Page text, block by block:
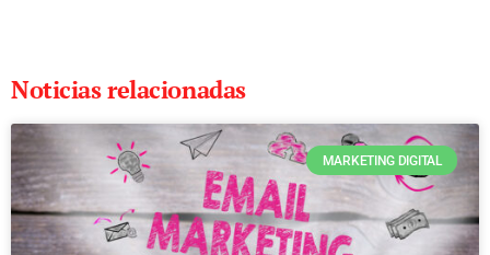
Noticias relacionadas
MARKETING DIGITAL